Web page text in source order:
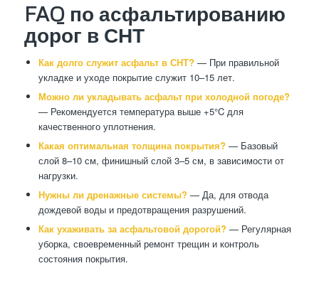
FAQ по асфальтированию
дорог в СНТ
Как долго служит асфальт в СНТ? — При правильной
укладке и уходе покрытие служит 10–15 лет.
Можно ли укладывать асфальт при холодной погоде?
— Рекомендуется температура выше +5°C для
качественного уплотнения.
Какая оптимальная толщина покрытия? — Базовый
слой 8–10 см, финишный слой 3–5 см, в зависимости от
нагрузки.
Нужны ли дренажные системы? — Да, для отвода
дождевой воды и предотвращения разрушений.
Как ухаживать за асфальтовой дорогой? — Регулярная
уборка, своевременный ремонт трещин и контроль
состояния покрытия.